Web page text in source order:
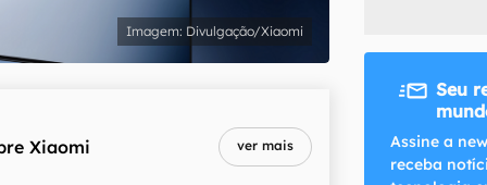
Divulgação/Xiaomi
Xiaomi ver mais
Seu
Assine a
receba